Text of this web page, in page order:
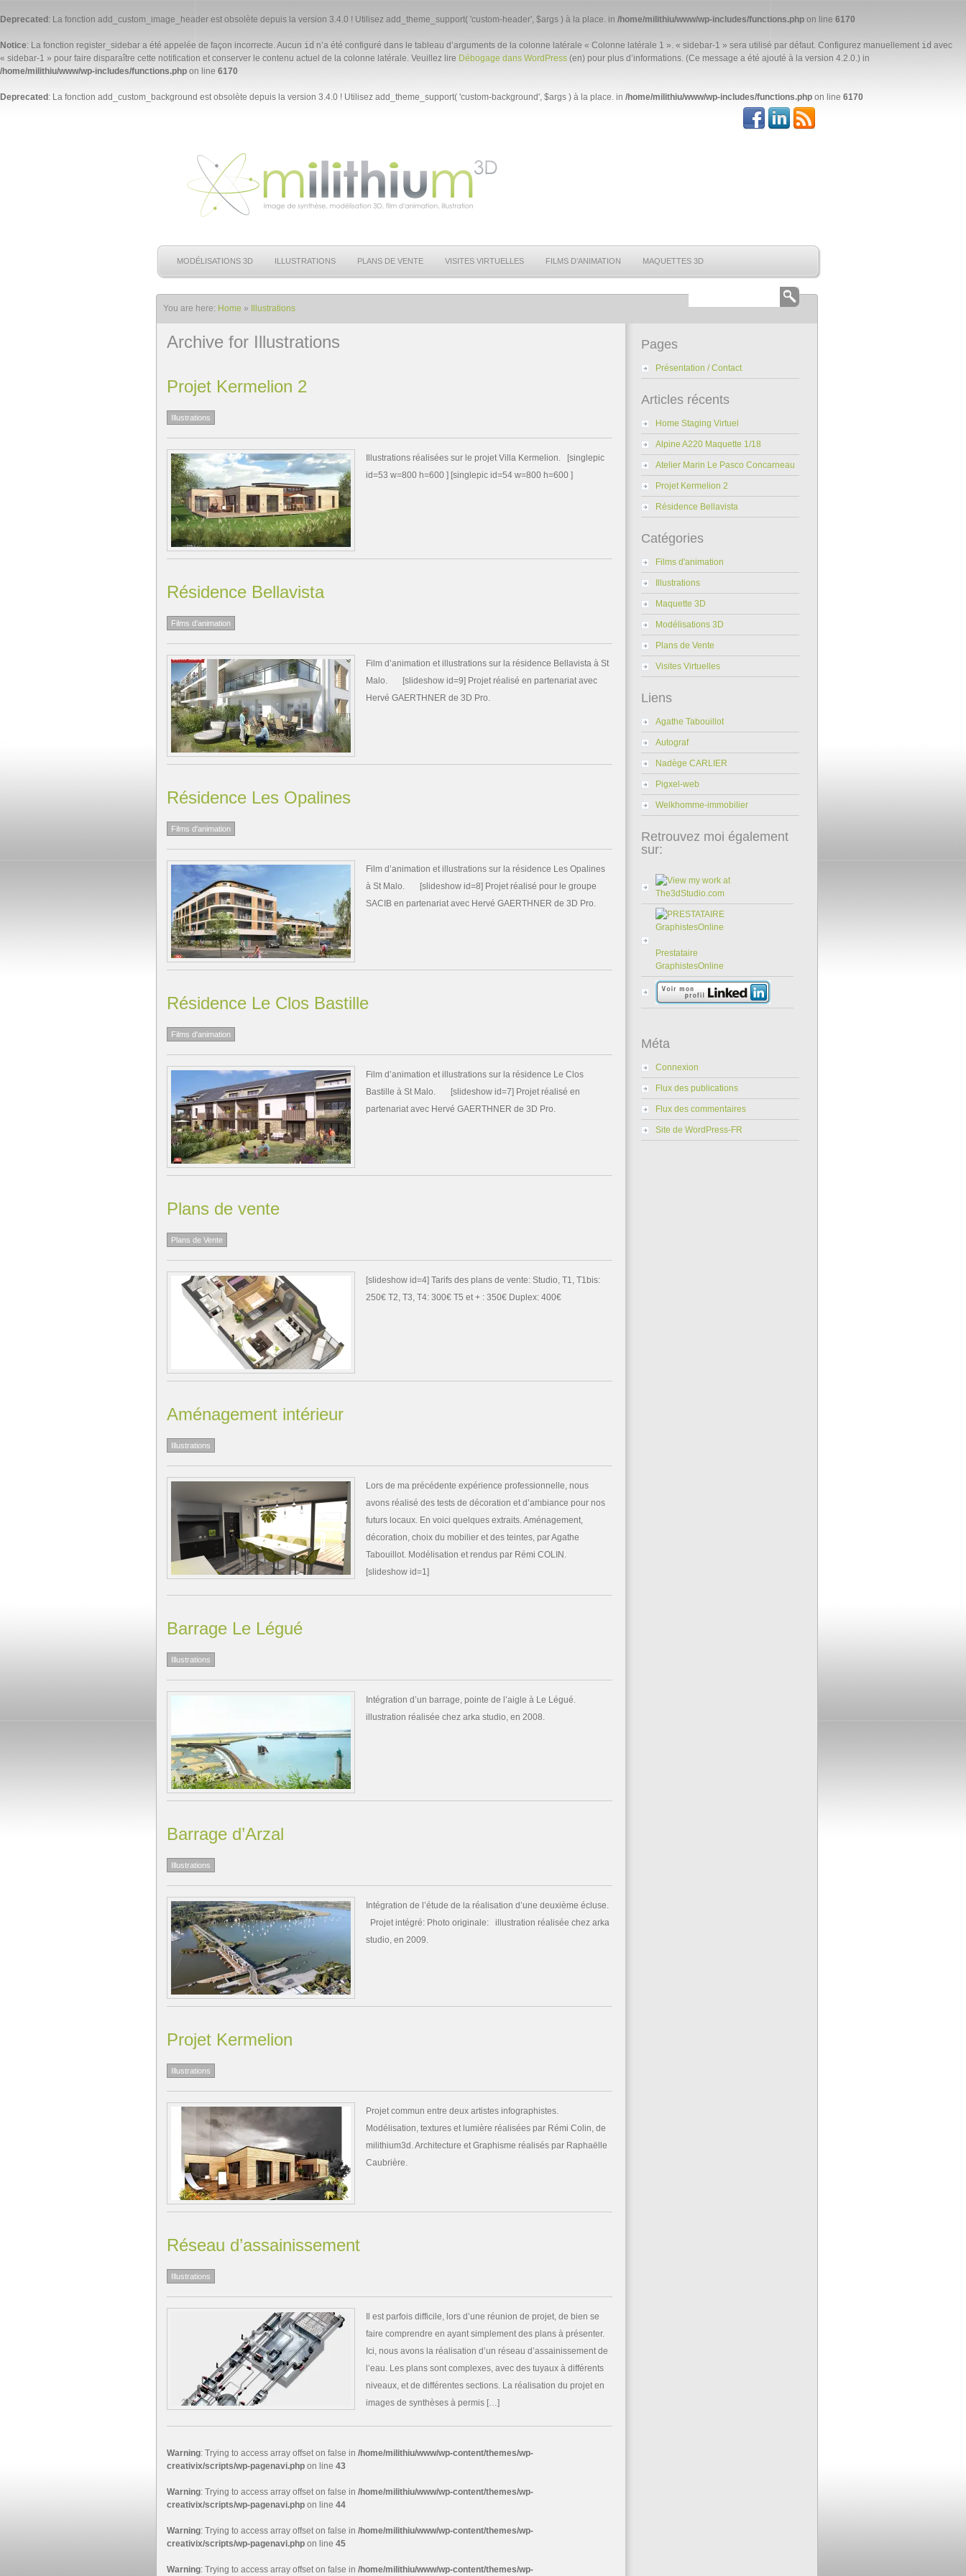
Deprecated : La fonction add_custom_image_header est obsolète depuis la version 3.4.0 ! Utilisez add_theme_support( 'custom-header', $args ) à la place. in /home/milithiu/www/wp-includes/functions.php on line 6170
Notice: La fonction register_sidebar a été appelée de façon incorrecte. Aucun id n’a été configuré dans le tableau d’arguments de la colonne latérale « Colonne latérale 1 ». « sidebar-1 » sera utilisé par défaut. Configurez manuellement id avec
« sidebar-1 » pour faire disparaître cette notification et conserver le contenu actuel de la colonne latérale. Veuillez lire Débogage dans WordPress (en) pour plus d’informations. (Ce message a été ajouté à la version 4.2.0.) in
/home/milithiu/www/wp-includes/functions.php on line 6170
Deprecated : La fonction add_custom_background estobsolète depuis la version 3.4.0 ! Utilisez add_theme_support( 'custom-background', $args ) à la place. in /home/milithiu/www/wp-includes/functions.php on line 6170
MODÉLISATIONS 3D ILLUSTRATIONS PLANS DE VENTE VISITES VIRTUELLES FILMS D’ANIMATION MAQUETTES 3D
You are here: Home » Illustrations
Archive for Illustrations
Projet Kermelion 2
Illustrations
Illustrations réalisées sur le projet Villa Kermelion. [singlepic
id=53 w=800 h=600 ] [singlepic id=54 w=800 h=600 ]
Résidence Bellavista
Films d'animation
Film d’animation et illustrations sur la résidence Bellavista à St
Malo. [slideshow id=9] Projet réalisé en partenariat avec
Hervé GAERTHNER de 3D Pro.
Résidence Les Opalines
Films d'animation
Film d’animation et illustrations sur la résidence Les Opalines
à St Malo. [slideshow id=8] Projet réalisé pour le groupe
SACIB en partenariat avec Hervé GAERTHNER de 3D Pro.
Résidence Le Clos Bastille
Films d'animation
Film d’animation et illustrations sur la résidence Le Clos
Bastille à St Malo. [slideshow id=7] Projet réalisé en
partenariat avec Hervé GAERTHNER de 3D Pro.
Plans de vente
Plans de Vente
[slideshow id=4] Tarifs des plans de vente: Studio, T1, T1bis:
250€ T2, T3, T4: 300€ T5 et + : 350€ Duplex: 400€
Aménagement intérieur
Illustrations
Lors de ma précédente expérience professionnelle, nous
avons réalisé des tests de décoration et d’ambiance pour nos
futurs locaux. En voici quelques extraits. Aménagement,
décoration, choix du mobilier et des teintes, par Agathe
Tabouillot. Modélisation et rendus par Rémi COLIN.
[slideshow id=1]
Barrage Le Légué
Illustrations
Intégration d’un barrage, pointe de l’aigle à Le Légué.
illustration réalisée chez arka studio, en 2008.
Barrage d’Arzal
Illustrations
Intégration de l’étude de la réalisation d’une deuxième écluse.
Projet intégré: Photo originale: illustration réalisée chez arka
studio, en 2009.
Projet Kermelion
Illustrations
Projet commun entre deux artistes infographistes.
Modélisation, textures et lumière réalisées par Rémi Colin, de
milithium3d. Architecture et Graphisme réalisés par Raphaëlle
Caubrière.
Réseau d’assainissement
Illustrations
Il est parfois difficile, lors d’une réunion de projet, de bien se
faire comprendre en ayant simplement des plans à présenter.
Ici, nous avons la réalisation d’un réseau d’assainissement de
l’eau. Les plans sont complexes, avec des tuyaux à différents
niveaux, et de différentes sections. La réalisation du projet en
images de synthèses à permis […]
Warning: Trying to access array offset on false in /home/milithiu/www/wp-content/themes/wp-
creativix/scripts/wp-pagenavi.phpon line 43
Warning: Trying to access array offset on false in /home/milithiu/www/wp-content/themes/wp-
creativix/scripts/wp-pagenavi.phpon line 44
Warning: Trying to access array offset on false in /home/milithiu/www/wp-content/themes/wp-
creativix/scripts/wp-pagenavi.phpon line 45
Warning: Trying to access array offset on false in /home/milithiu/www/wp-content/themes/wp-
Pages
Présentation / Contact
Articles récents
Home Staging Virtuel
Alpine A220 Maquette 1/18
Atelier Marin Le Pasco Concarneau
Projet Kermelion 2
Résidence Bellavista
Catégories
Films d'animation
Illustrations
Maquette 3D
Modélisations 3D
Plans de Vente
Visites Virtuelles
Liens
Agathe Tabouillot
Autograf
Nadège CARLIER
Pigxel-web
Welkhomme-immobilier
Retrouvez moi également
sur:
Prestataire
GraphistesOnline
Méta
Connexion
Flux des publications
Flux des commentaires
Site de WordPress-FR